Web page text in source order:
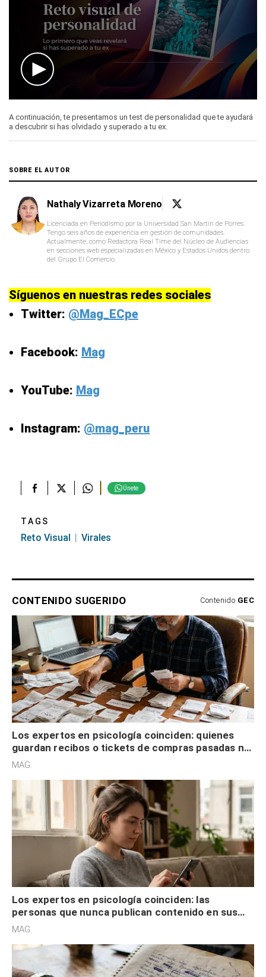
seconds
of
1
minute,
A continuación, te presentamos un test de personalidad que te ayudará
a descubrir si has olvidado y superado a tu ex.
SOBRE EL AUTOR
Nathaly Vizarreta Moreno
Licenciada en Periodismo por la Universidad San Martín de Porres.
Tengo seis años de experiencia en gestión de comunidades.
Actualmente, como Redactora Real Time del Núcleo de Audiencias
en secciones web especializadas en México y Estados Unidos dentro
del Grupo El Comercio.
Síguenos en nuestras redes sociales
Twitter: @Mag_ECpe
Facebook: Mag
YouTube: Mag
Instagram: @mag_peru
Únete
TAGS
Reto Visual Virales
CONTENIDO SUGERIDO Contenido GEC
Los expertos en psicología coinciden: quienes
guardan recibos o tickets de compras pasadas no
son acumuladores, sino que tienen necesidad de
MAG.
Los expertos en psicología coinciden: las
personas que nunca publican contenido en sus
redes sociales no pretenden buscar validación
MAG.